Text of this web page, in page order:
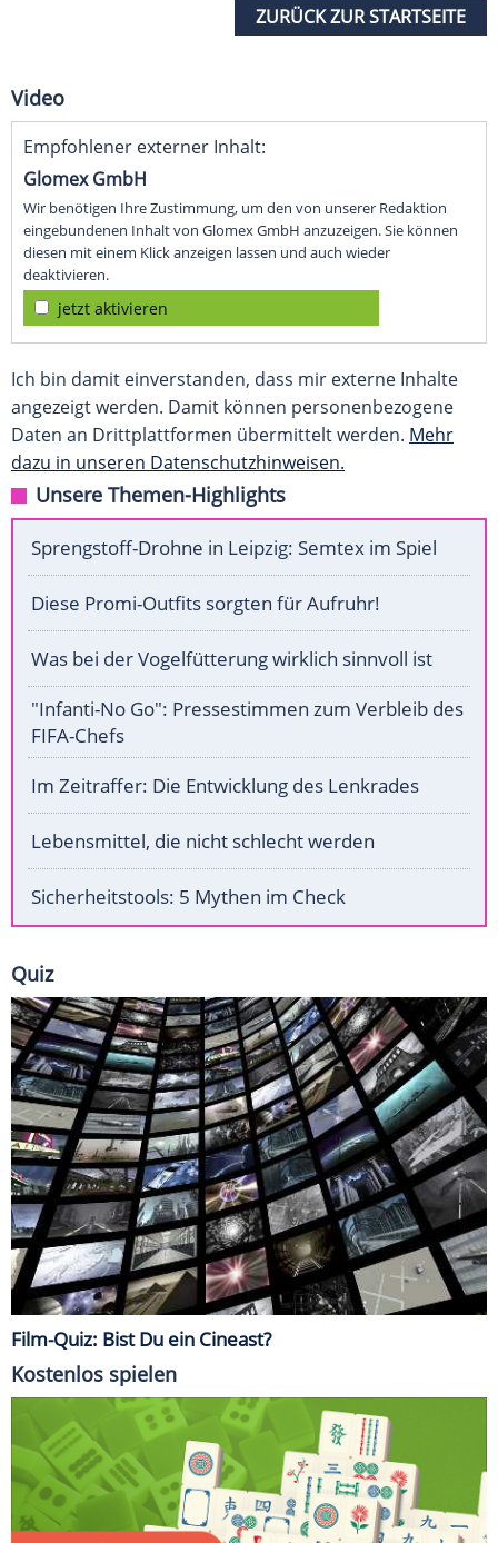
ZURÜCK ZUR STARTSEITE
Video
Empfohlener externer Inhalt:
Glomex GmbH
Wir benötigen Ihre Zustimmung, um den von unserer Redaktion
eingebundenen Inhalt von Glomex GmbH anzuzeigen. Sie können
diesen mit einem Klick anzeigen lassen und auch wieder
deaktivieren.
jetzt aktivieren
Ich bin damit einverstanden, dass mir externe Inhalte
angezeigt werden. Damit können personenbezogene
Daten an Drittplattformen übermittelt werden. Mehr
dazu in unseren Datenschutzhinweisen.
Unsere Themen-Highlights
Sprengstoff-Drohne in Leipzig: Semtex im Spiel
Diese Promi-Outfits sorgten für Aufruhr!
Was bei der Vogelfütterung wirklich sinnvoll ist
"Infanti-No Go": Pressestimmen zum Verbleib des
FIFA-Chefs
Im Zeitraffer: Die Entwicklung des Lenkrades
Lebensmittel, die nicht schlecht werden
Sicherheitstools: 5 Mythen im Check
Quiz
Film-Quiz: Bist Du ein Cineast?
Kostenlos spielen